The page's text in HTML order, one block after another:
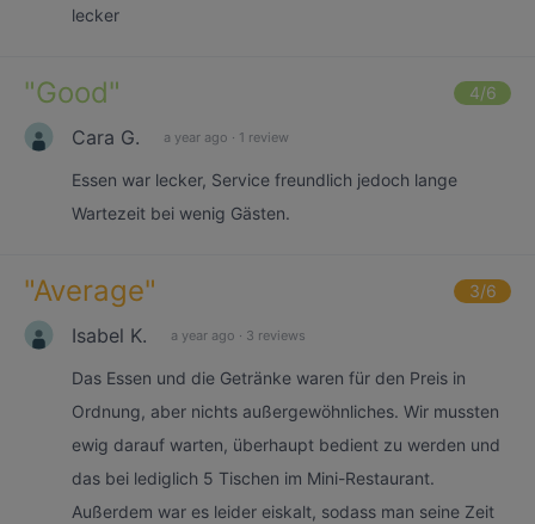
lecker
"Good" 4/6
Cara G. a year ago · 1 review
Essen war lecker, Service freundlich jedoch lange
Wartezeit bei wenig Gästen.
"Average" 3/6
Isabel K. a year ago · 3 reviews
Das Essen und die Getränke waren für den Preis in
Ordnung, aber nichts außergewöhnliches. Wir mussten
ewig darauf warten, überhaupt bedient zu werden und
das bei lediglich 5 Tischen im Mini-Restaurant.
Außerdem war es leider eiskalt, sodass man seine Zeit